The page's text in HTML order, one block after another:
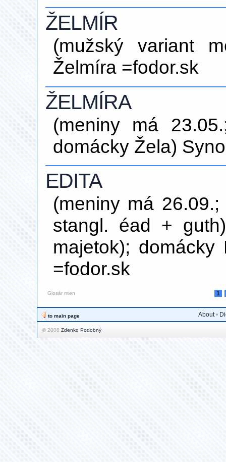
ŽELMÍR
(mužský variant
Želmíra =fodor.sk
ŽELMÍRA
(meniny má
domácky Žela)
EDITA
(meniny má
stangl. éad +
majetok);
=fodor.sk
Glosár mien 1
to main page About•
© 2008 Zdenko Podobný